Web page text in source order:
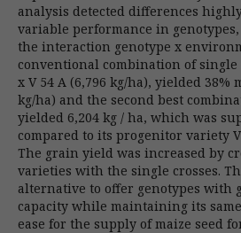
analysis detected differences
variable performance in
the interaction genotype x
conventional combination of single
x V 54 A (6,796 kg/ha), yielded 38%
kg/ha) and the second best
yielded 6,204 kg / ha, which was
compared to its progenitor variety
The grain yield was increased by
varieties with the single crosses.
alternative to offer genotypes with
capacity while maintaining its
ease for the supply of maize seed